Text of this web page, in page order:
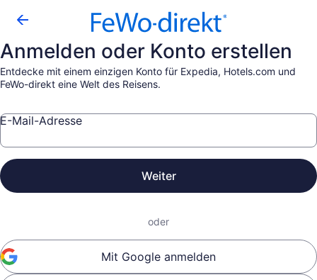
Anmelden oder Konto erstellen
Entdecke mit einem einzigen Konto für Expedia, Hotels.com und
FeWo-direkt eine Welt des Reisens.
E-Mail-Adresse
Weiter
oder
Mit Google anmelden